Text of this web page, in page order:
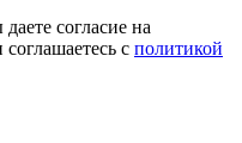
согласие на
с политикой